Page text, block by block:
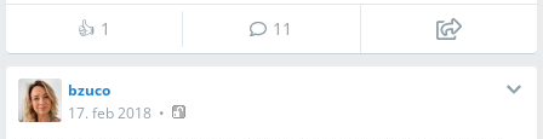
👍 1 11
bzuco
17. feb 2018 •